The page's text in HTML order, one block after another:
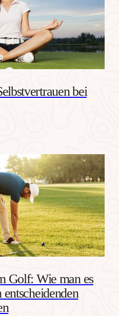
bei
Golf: Wie man es